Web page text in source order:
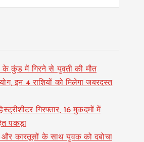
कुंड में गिरने से युवती की मौत
इन 4 राशियों को मिलेगा जबरदस्त
गिरफ्तार, 16 मुकदमों में
पकड़ा
और कारतूसों के साथ युवक को दबोचा